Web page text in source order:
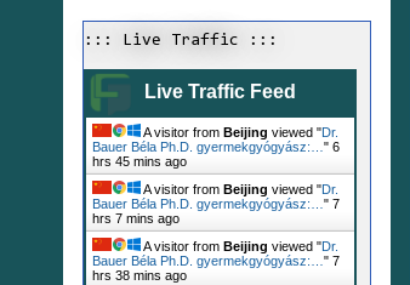
::: Live Traffic :::
Live Traffic Feed
A visitor from Beijing viewed "Dr.
Bauer Béla Ph.D. gyermekgyógyász:… " 6
hrs 45 mins ago
A visitor from Beijing viewed "Dr.
Bauer Béla Ph.D. gyermekgyógyász:… " 7
hrs 7 mins ago
A visitor from Beijing viewed "Dr.
Bauer Béla Ph.D. gyermekgyógyász:… " 7
hrs 38 mins ago